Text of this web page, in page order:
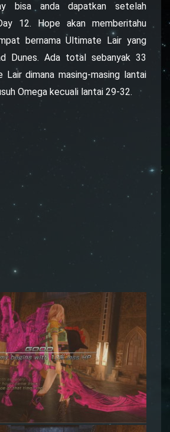
bisa anda dapatkan setelah
12. Hope akan memberitahu
bernama Ultimate Lair yang
Dunes. Ada total sebanyak 33
Lair dimana masing-masing lantai
Omega kecuali lantai 29-32.